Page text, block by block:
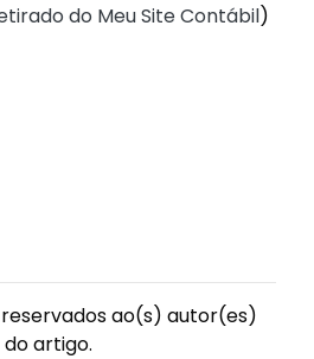
do Meu Site Contábil)
ao(s) autor(es)
do artigo.